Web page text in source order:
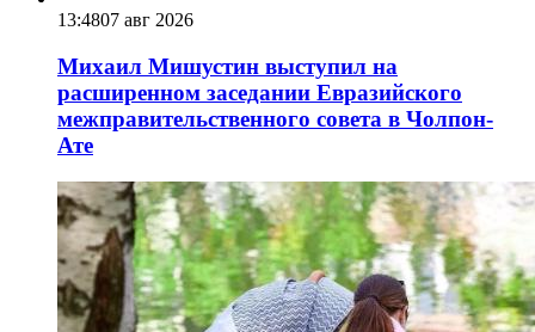
13:4807 авг 2026
Михаил Мишустин выступил на
расширенном заседании Евразийского
межправительственного совета в Чолпон-
Ате